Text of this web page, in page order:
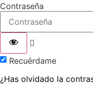
Contraseña
Recuérdame
¿Has olvidado la